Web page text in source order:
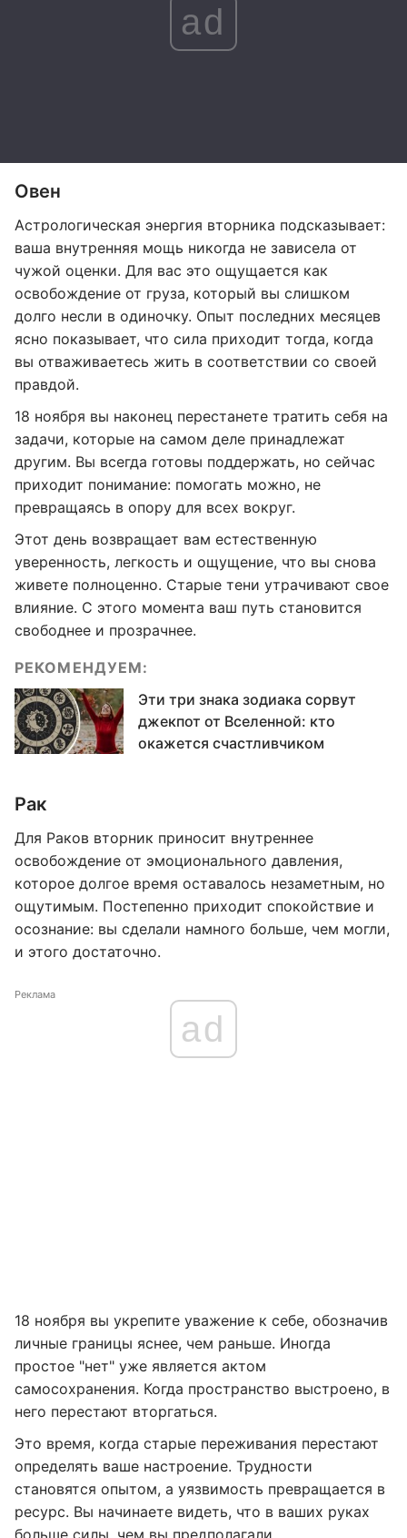
ad
Овен
Астрологическая энергия вторника подсказывает:
ваша внутренняя мощь никогда не зависела от
чужой оценки. Для вас это ощущается как
освобождение от груза, который вы слишком
долго несли в одиночку. Опыт последних месяцев
ясно показывает, что сила приходит тогда, когда
вы отваживаетесь жить в соответствии со своей
правдой.
18 ноября вы наконец перестанете тратить себя на
задачи, которые на самом деле принадлежат
другим. Вы всегда готовы поддержать, но сейчас
приходит понимание: помогать можно, не
превращаясь в опору для всех вокруг.
Этот день возвращает вам естественную
уверенность, легкость и ощущение, что вы снова
живете полноценно. Старые тени утрачивают свое
влияние. С этого момента ваш путь становится
свободнее и прозрачнее.
РЕКОМЕНДУЕМ:
Эти три знака зодиака сорвут
джекпот от Вселенной: кто
окажется счастливчиком
Рак
Для Раков вторник приносит внутреннее
освобождение от эмоционального давления,
которое долгое время оставалось незаметным, но
ощутимым. Постепенно приходит спокойствие и
осознание: вы сделали намного больше, чем могли,
и этого достаточно.
Реклама
ad
18 ноября вы укрепите уважение к себе, обозначив
личные границы яснее, чем раньше. Иногда
простое "нет" уже является актом
самосохранения. Когда пространство выстроено, в
него перестают вторгаться.
Это время, когда старые переживания перестают
определять ваше настроение. Трудности
становятся опытом, а уязвимость превращается в
ресурс. Вы начинаете видеть, что в ваших руках
больше силы, чем вы предполагали.